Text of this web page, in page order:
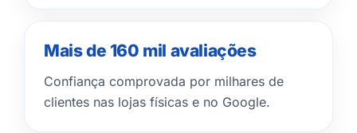
Mais de 160 mil avaliações
Confiança comprovada por milhares de
clientes nas lojas físicas e no Google.